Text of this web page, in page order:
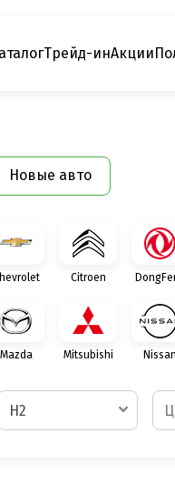
Трейд-инАкции
Новые авто
Citroen
Mazda Mitsubishi Nissan
H2